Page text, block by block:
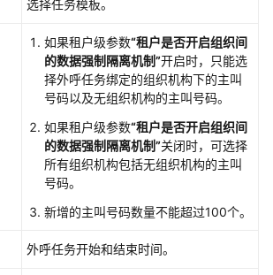
选择任务模板。
如果租户级参数“租户是否开启组织间
的数据强制隔离机制”开启时，只能选
择外呼任务绑定的组织机构下的主叫
号码以及无组织机构的主叫号码。
如果租户级参数“租户是否开启组织间
的数据强制隔离机制”关闭时，可选择
所有组织机构包括无组织机构的主叫
号码。
新增的主叫号码数量不能超过100个。
外呼任务开始和结束时间。